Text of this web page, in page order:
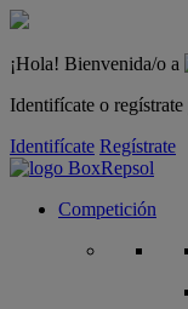
¡Hola! Bienvenida/o a
Identifícate o
Identifícate Regístrate
Competición